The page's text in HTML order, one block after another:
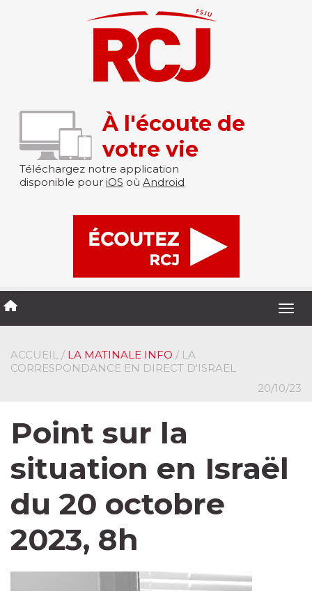
À l'écoute de
votre vie
Téléchargez notre application
disponible pour iOS où Android
ACCUEIL / LA MATINALE INFO / LA
CORRESPONDANCE EN DIRECT D'ISRAËL
20/10/23
Point sur la
situation en Israël
du 20 octobre
2023, 8h